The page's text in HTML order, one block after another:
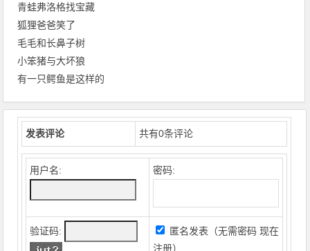
青蛙弗洛格找宝藏
狐狸爸爸笑了
毛毛和长鼻子树
小笨猪与大坏狼
有一只鳄鱼是这样的
发表评论 共有0条评论
用户名: 密码:
验证码: 匿名发表（无需密码现在
注册）